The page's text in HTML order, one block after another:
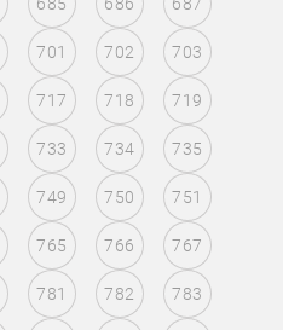
701 702 703
717 718 719
733 734 735
749 750 751
765 766 767
781 782 783